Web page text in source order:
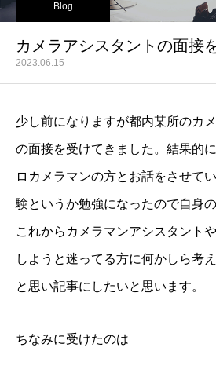
Blog
カメラアシスタントの面接
2023.06.15
少し前になりますが都内某所のカ
の面接を受けてきました。結果的
ロカメラマンの方とお話をさせて
験というか勉強になったので自身
これからカメラマンアシスタント
しようと迷ってる方に何かしら考
と思い記事にしたいと思います。
ちなみに受けたのは